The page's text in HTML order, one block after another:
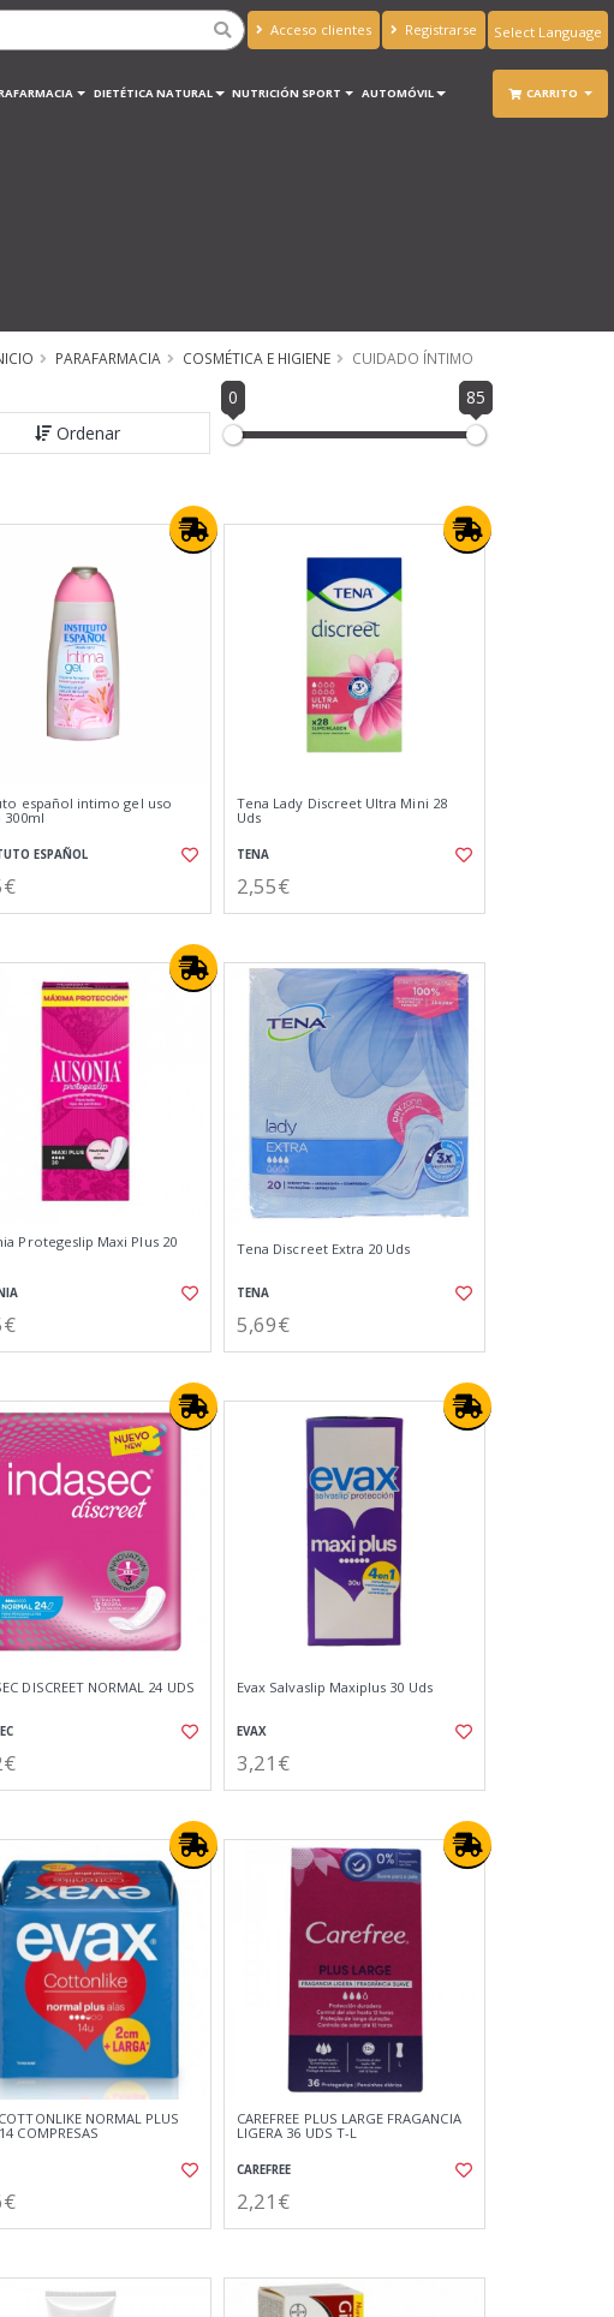
Acceso clientes Registrarse
Translate
DIETÉTICA NATURAL NUTRICIÓN SPORT AUTOMÓVIL CARRITO
PARAFARMACIA COSMÉTICA E HIGIENE CUIDADO ÍNTIMO
Ordenar
0 85
español intimo gel uso
300ml
ESPAÑOL
Tena Lady Discreet Ultra Mini 28
Uds
TENA
2,55€
Protegeslip Maxi Plus 20
Tena Discreet Extra 20 Uds
TENA
5,69€
DISCREET NORMAL 24 UDS Evax Salvaslip Maxiplus 30 Uds
EVAX
3,21€
NORMAL PLUS
COMPRESAS
CAREFREE PLUS LARGE FRAGANCIA
LIGERA 36 UDS T-L
CAREFREE
2,21€